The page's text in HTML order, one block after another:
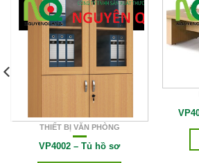
THIẾT BỊ VĂN PHÒNG
VP4002 – Tủ hồ sơ